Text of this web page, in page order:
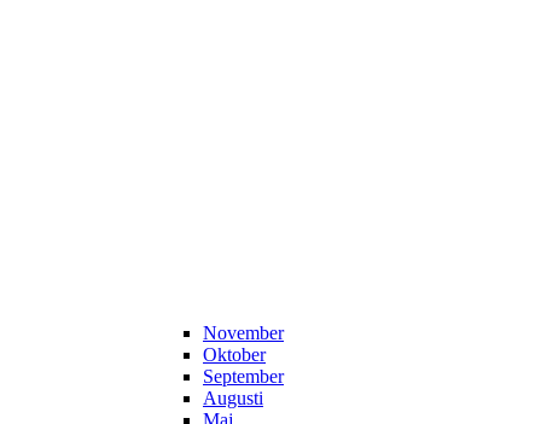
November
Oktober
September
Augusti
Maj